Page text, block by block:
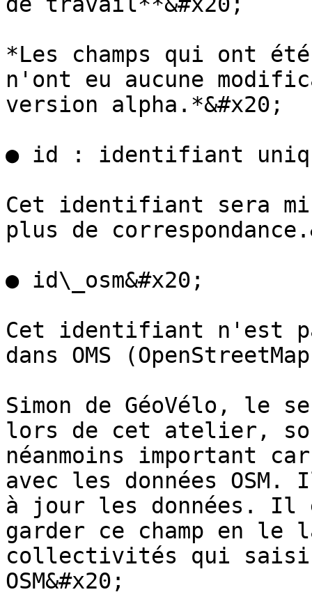
*Les champs qui ont
n'ont eu aucune
version alpha.*&#x20;
● id : identifiant
Cet identifiant sera
plus de
● id\_osm&#x20;
Cet identifiant n'est
dans OMS
Simon de GéoVélo, le
lors de cet atelier,
néanmoins important
avec les données
à jour les données. Il
garder ce champ en
collectivités qui
OSM&#x20;